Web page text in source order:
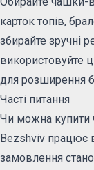
карток топів,
збирайте зручні
використовуйте
для розширення
Часті питання
Чи можна купити
Bezshviv працює
замовлення